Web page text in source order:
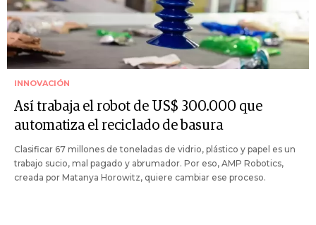
INNOVACIÓN
Así trabaja el robot de US$ 300.000 que
automatiza el reciclado de basura
Clasificar 67 millones de toneladas de vidrio, plástico y papel es un
trabajo sucio, mal pagado y abrumador. Por eso, AMP Robotics,
creada por Matanya Horowitz, quiere cambiar ese proceso.